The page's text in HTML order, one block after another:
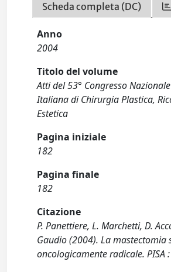
Scheda completa (DC)
Anno
2004
Titolo del volume
Atti del 53° Congresso
Italiana di Chirurgia Plastica,
Estetica
Pagina iniziale
182
Pagina finale
182
Citazione
P. Panettiere, L. Marchetti, D.
Gaudio (2004). La mastectomia
oncologicamente radicale. PISA